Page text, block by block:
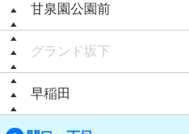
甘泉園公園前
グランド坂下
早稲田